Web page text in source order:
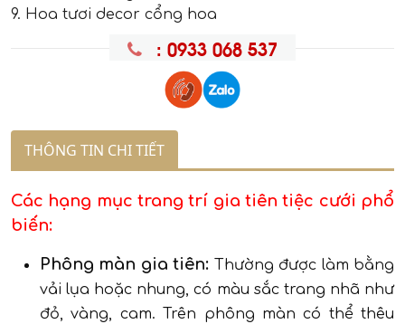
9. Hoa tươi decor cổng hoa
: 0933 068 537
THÔNG TIN CHI TIẾT
Các hạng mục trang trí gia tiên tiệc cưới phổ
biến:
Phông màn gia tiên: Thường được làm bằng
vải lụa hoặc nhung, có màu sắc trang nhã như
đỏ, vàng, cam. Trên phông màn có thể thêu